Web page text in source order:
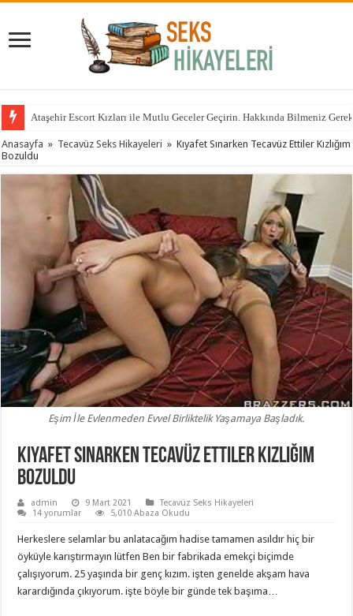
Ataşehir Escort Kızları ile Mutlu Geceler Geçirin. Hakkında Bilmeniz
Anasayfa » Tecavüz Seks Hikayeleri » Kıyafet Sınarken Tecavüz Ettiler Kızlığım
Bozuldu
Eşim İle Evlenmeden Evvel Birliktelik Yaşamaya Başladık.
Kıyafet Sınarken Tecavüz Ettiler Kızlığım
Bozuldu
admin 9 Mart 2021
Tecavüz Seks Hikayeleri
14 yorumlar
5,010 Abaza Okudu
Herkeslere selamlar bu anlatacağım hadise tamamen asıldır hiç bir
öyküyle karıştırmayın lütfen Ben bir fabrikada emekçi biçimde
çalışıyorum. 25 yaşında bir genç kızım. işten genelde akşam hava
karardığında çıkıyorum. işte böyle bir günde tek başıma…